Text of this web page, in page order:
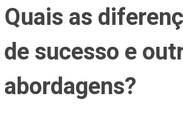
Quais as
de sucesso e
abordagens?